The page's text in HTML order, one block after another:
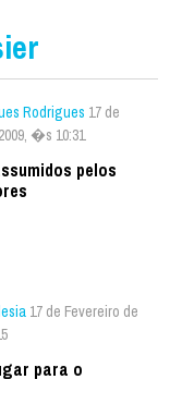
Rodrigues 17 de
�s 10:31
pelos
17 de Fevereiro de
para o